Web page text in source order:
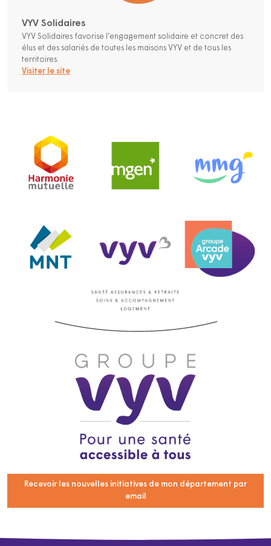
VYV Solidaires
VYV Solidaires favorise l’engagement solidaire et concret des
élus et des salariés de toutes les maisons VYV et de tous les
territoires.
Visiter le site
Recevoir les nouvelles initiatives de mon département par
email